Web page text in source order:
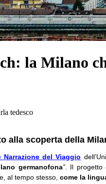
la Milano
tedesco
alla scoperta della
del Viaggio
germanofona”. Il progetto
e, al tempo stesso, come la